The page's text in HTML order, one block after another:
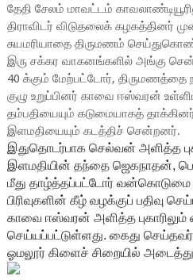
தேதி சேலம் மாவட்டம்
திராவிடர் விடுதலைக் கழகத்தினர்
சுயமரியாதை திருமணம்
இரு சக்கர வாகனங்களில் அங்கு
40 க்கும் மேற்பட்டோர்,
குழு உறுப்பினர் காவை ஈஸ்வரன்
தம்பதியையும் கடுமையாகத்
இளமதியையும் கடத்திச் சென்றனர்.
இதுதொடர்பாக செல்வன் அளித்த
இளமதியின் தந்தை ஜெகநாதன்,
மீது தாழ்த்தப்பட்டோர் வன்கொடுமை
பிரிவுகளின் கீழ் வழக்குப் பதிவு
காவை ஈஸ்வரன் அளித்த புகாரிலும்
செய்யப்பட்டுள்ளது. கைது
ஓமலூர் கிளைச் சிறையில்